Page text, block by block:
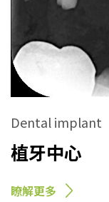
Dental implant
植牙中心
瞭解更多